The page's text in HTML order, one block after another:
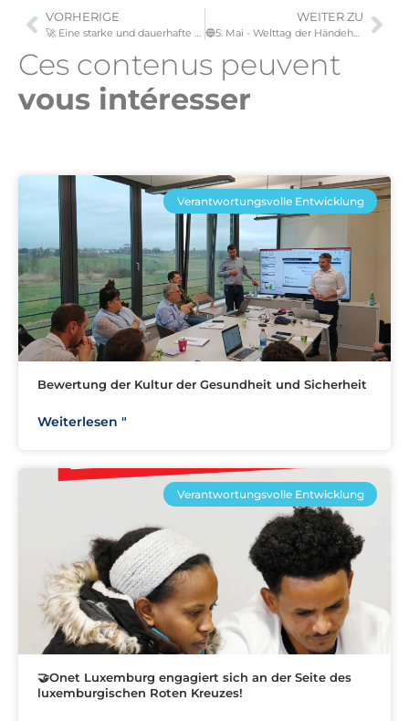
VORHERIGE
🚀 Eine starke und dauerhafte Partnerschaft mit dem Gerichtshof der Europäischen Union!
WEITER ZU
🔵5. Mai - Welttag der Händehygiene🔵.
Ces contenus peuvent
vous intéresser​
Verantwortungsvolle Entwicklung
Bewertung der Kultur der Gesundheit und Sicherheit
Weiterlesen "
Verantwortungsvolle Entwicklung
🤝Onet Luxemburg engagiert sich an der Seite des
luxemburgischen Roten Kreuzes!